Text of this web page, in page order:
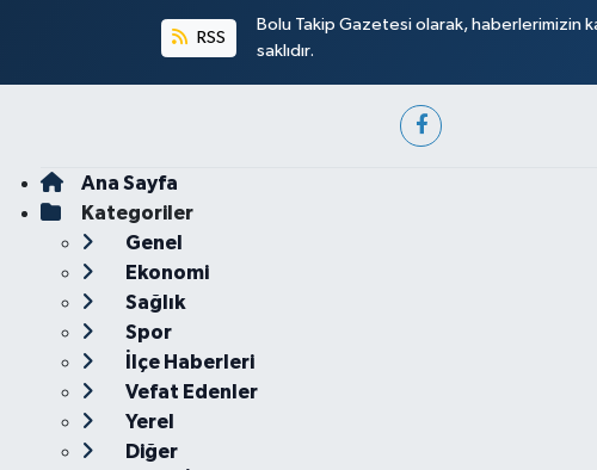
RSS
Bolu Takip Gazetesi olarak, haberlerimizin
saklıdır.
Ana Sayfa
Kategoriler
Genel
Ekonomi
Sağlık
Spor
İlçe Haberleri
Vefat Edenler
Yerel
Diğer